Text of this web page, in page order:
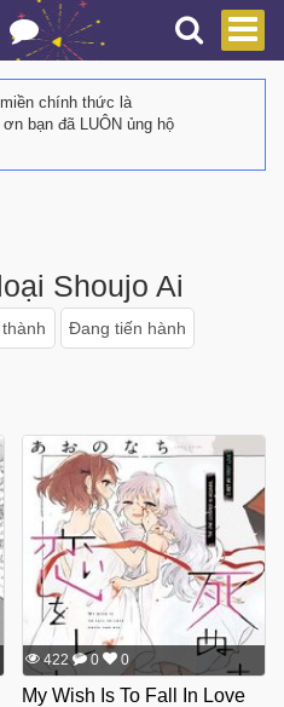
chính thức là
bạn đã LUÔN ủng hộ
Shoujo Ai
Đang tiến hành
422 0 0
My Wish Is To Fall In Love